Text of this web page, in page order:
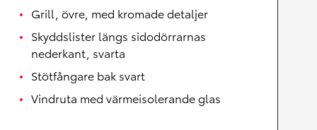
Grill, övre, med kromade detaljer
Skyddslister längs sidodörrarnas
nederkant, svarta
Stötfångare bak svart
Vindruta med värmeisolerande glas